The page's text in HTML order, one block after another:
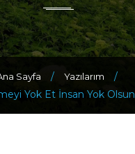
Sayfa / Yazılarım
/
Yok Et İnsan Yok Olsun